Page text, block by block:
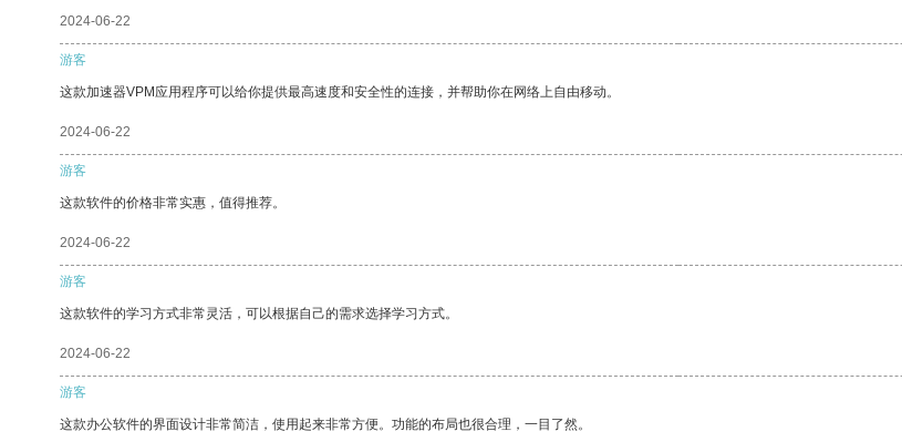
2024-06-22
游客
这款加速器VPM应用程序可以给你提供最高速度和安全性的连接，并帮助你在网络上自由移动。
2024-06-22
游客
这款软件的价格非常实惠，值得推荐。
2024-06-22
游客
这款软件的学习方式非常灵活，可以根据自己的需求选择学习方式。
2024-06-22
游客
这款办公软件的界面设计非常简洁，使用起来非常方便。功能的布局也很合理，一目了然。